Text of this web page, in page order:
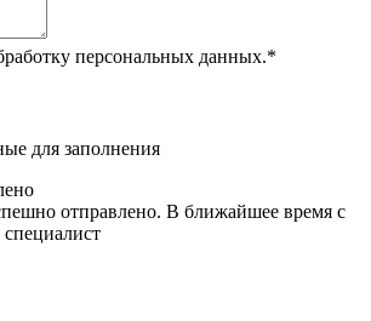
персональных данных.*
для заполнения
отправлено. В ближайшее время с